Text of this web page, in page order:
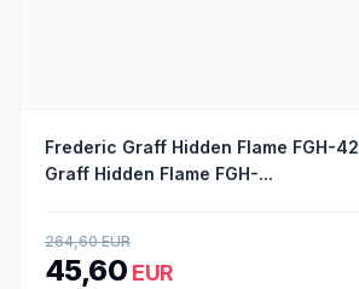
Frederic Graff Hidden Flame FGH-
Graff Hidden Flame FGH-...
264,60 EUR
45,60 EUR